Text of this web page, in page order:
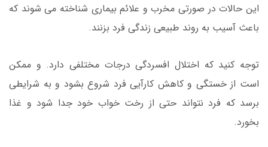
این حالات در صورتی مخرب و علائم بیماری شناخته می شوند که
باعث آسیب به روند طبیعی زندگی فرد بزنند.
توجه کنید که اختلال افسردگی درجات مختلفی دارد. و ممکن
است از خستگی و کاهش کارآیی فرد شروع بشود و به شرایطی
برسد که فرد نتواند حتی از رخت خواب خود جدا شود و غذا
بخورد.